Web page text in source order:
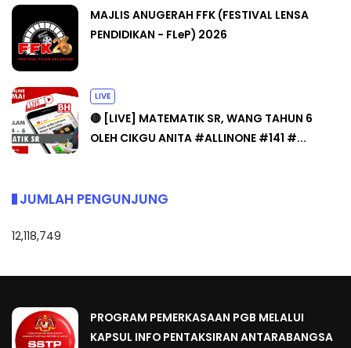
MAJLIS ANUGERAH FFK (FESTIVAL LENSA
PENDIDIKAN - FLeP) 2026
LIVE
🔴 [LIVE] MATEMATIK SR, WANG TAHUN 6
OLEH CIKGU ANITA #ALLINONE #141 #...
JUMLAH PENGUNJUNG
12,118,749
PROGRAM PEMERKASAAN PGB MELALUI
KAPSUL INFO PENTAKSIRAN ANTARABANGSA